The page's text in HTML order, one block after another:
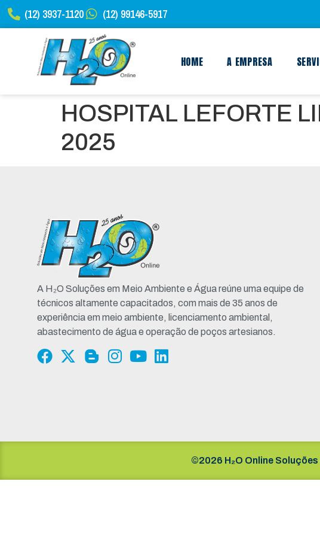
(12) 3937-1120 (12) 99146-5917
HOME A EMPRESA
HOSPITAL LEFORTE
2025
A H₂O Soluções em Meio Ambiente e Água reúne uma equipe de
técnicos altamente capacitados, com mais de 35 anos de
experiência em meio ambiente, licenciamento ambiental,
abastecimento de água e operação de poços artesianos.
©2026 H₂O Online